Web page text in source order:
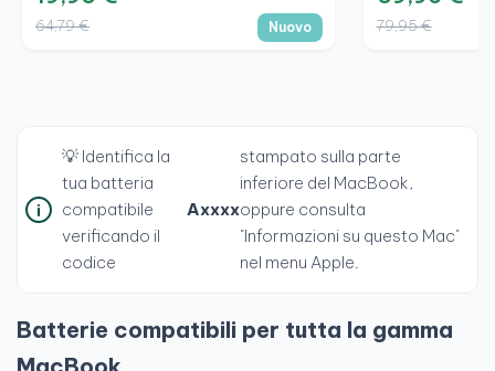
64,79 € Nuovo 79,95 €
💡 Identifica la
tua batteria
compatibile
verificando il
codice
Axxxx
stampato sulla parte
inferiore del MacBook,
oppure consulta
"Informazioni su questo Mac"
nel menu Apple.
Batterie compatibili per tutta la gamma